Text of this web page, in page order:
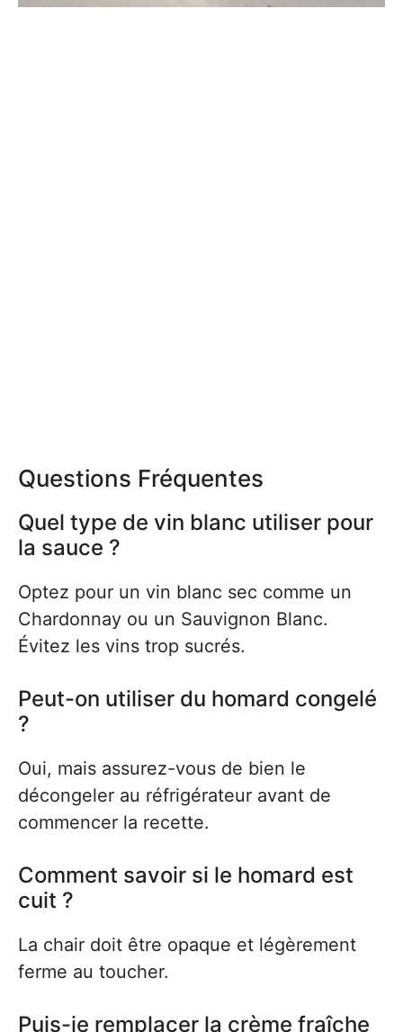
Questions Fréquentes
Quel type de vin blanc utiliser pour
la sauce ?
Optez pour un vin blanc sec comme un
Chardonnay ou un Sauvignon Blanc.
Évitez les vins trop sucrés.
Peut-on utiliser du homard congelé
?
Oui, mais assurez-vous de bien le
décongeler au réfrigérateur avant de
commencer la recette.
Comment savoir si le homard est
cuit ?
La chair doit être opaque et légèrement
ferme au toucher.
Puis-je remplacer la crème fraîche